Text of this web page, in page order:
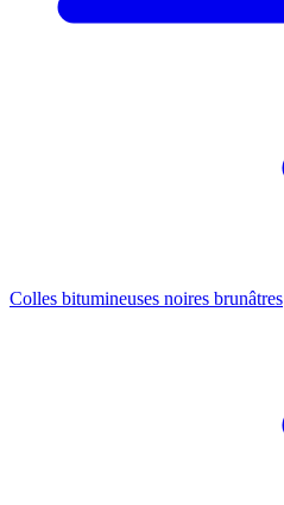
Colles bitumineuses noires brunâtres